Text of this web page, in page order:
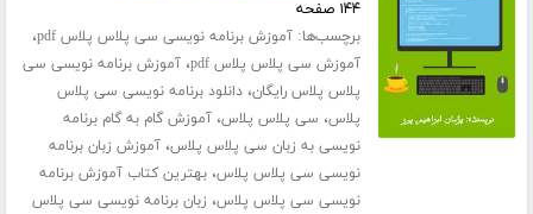
۱۴۴ صفحه
برچسب‌ها:آموزش برنامه نویسی سی پلاس پلاس pdf ،
آموزش سی پلاس پلاس pdf ،آموزش برنامه نویسی سی
پلاس پلاس رایگان،دانلود برنامه نویسی سی پلاس
پلاس، سی پلاس پلاس،آموزش گام به گام برنامه
نویسی به زبان سی پلاس پلاس،آموزش زبان برنامه
نویسی سی پلاس پلاس،بهترین کتاب آموزش برنامه
نویسی سی پلاس پلاس، زبان برنامه نویسی سی پلاس